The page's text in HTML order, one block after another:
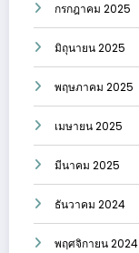
กรกฎาคม 2025
มิถุนายน 2025
พฤษภาคม 2025
เมษายน 2025
มีนาคม 2025
ธันวาคม 2024
พฤศจิกายน 2024